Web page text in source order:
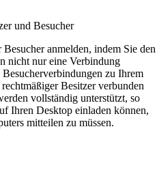
und Besucher
anmelden, indem Sie den
nicht nur eine Verbindung
zu Ihrem
Besitzer verbunden
vollständig unterstützt, so
Ihren Desktop einladen können,
mitteilen zu müssen.